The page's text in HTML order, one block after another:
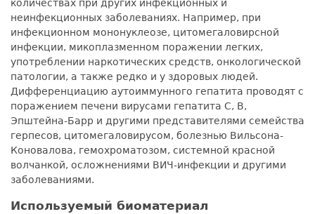
количествах при других инфекционных и
неинфекционных заболеваниях. Например, при
инфекционном мононуклеозе, цитомегаловирсной
инфекции, микоплазменном поражении легких,
употреблении наркотических средств, онкологической
патологии, а также редко и у здоровых людей.
Дифференциацию аутоиммунного гепатита проводят с
поражением печени вирусами гепатита С, В,
Эпштейна-Барр и другими представителями семейства
герпесов, цитомегаловирусом, болезнью Вильсона-
Коновалова, гемохроматозом, системной красной
волчанкой, осложнениями ВИЧ-инфекции и другими
заболеваниями.
Используемый биоматериал